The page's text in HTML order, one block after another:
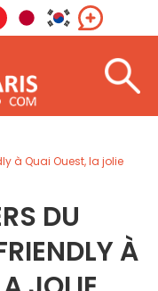
à Quai Ouest, la jolie
DU
À